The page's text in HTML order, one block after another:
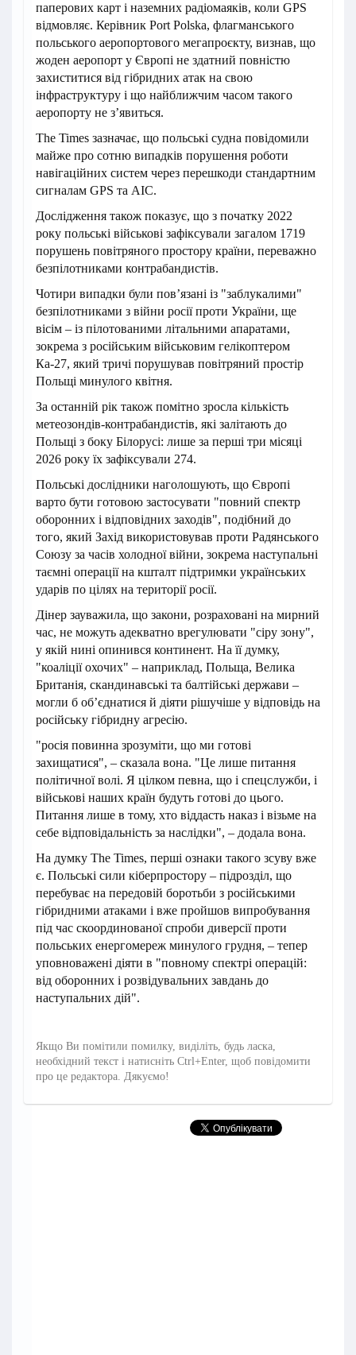
паперових карт і наземних радіомаяків, коли GPS
відмовляє. Керівник Port Polska, флагманського
польського аеропортового мегапроєкту, визнав, що
жоден аеропорт у Європі не здатний повністю
захиститися від гібридних атак на свою
інфраструктуру і що найближчим часом такого
аеропорту не з’явиться.
The Times зазначає, що польські судна повідомили
майже про сотню випадків порушення роботи
навігаційних систем через перешкоди стандартним
сигналам GPS та АІС.
Дослідження також показує, що з початку 2022
року польські військові зафіксували загалом 1719
порушень повітряного простору країни, переважно
безпілотниками контрабандистів.
Чотири випадки були пов’язані із "заблукалими"
безпілотниками з війни росії проти України, ще
вісім – із пілотованими літальними апаратами,
зокрема з російським військовим гелікоптером
Ка-27, який тричі порушував повітряний простір
Польщі минулого квітня.
За останній рік також помітно зросла кількість
метеозондів-контрабандистів, які залітають до
Польщі з боку Білорусі: лише за перші три місяці
2026 року їх зафіксували 274.
Польські дослідники наголошують, що Європі
варто бути готовою застосувати "повний спектр
оборонних і відповідних заходів", подібний до
того, який Захід використовував проти Радянського
Союзу за часів холодної війни, зокрема наступальні
таємні операції на кшталт підтримки українських
ударів по цілях на території росії.
Дінер зауважила, що закони, розраховані на мирний
час, не можуть адекватно врегулювати "сіру зону",
у якій нині опинився континент. На її думку,
"коаліції охочих" – наприклад, Польща, Велика
Британія, скандинавські та балтійські держави –
могли б об’єднатися й діяти рішучіше у відповідь на
російську гібридну агресію.
"росія повинна зрозуміти, що ми готові
захищатися", – сказала вона. "Це лише питання
політичної волі. Я цілком певна, що і спецслужби, і
військові наших країн будуть готові до цього.
Питання лише в тому, хто віддасть наказ і візьме на
себе відповідальність за наслідки", – додала вона.
На думку The Times, перші ознаки такого зсуву вже
є. Польські сили кіберпростору – підрозділ, що
перебуває на передовій боротьби з російськими
гібридними атаками і вже пройшов випробування
під час скоординованої спроби диверсії проти
польських енергомереж минулого грудня, – тепер
уповноважені діяти в "повному спектрі операцій:
від оборонних і розвідувальних завдань до
наступальних дій".
Якщо Ви помітили помилку, виділіть, будь ласка,
необхідний текст і натисніть Ctrl+Enter, щоб повідомити
про це редактора. Дякуємо!